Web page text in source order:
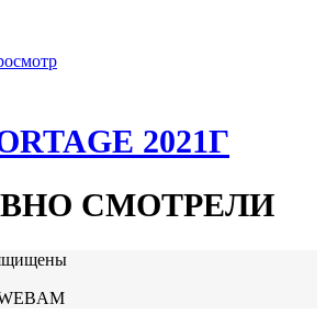
2021Г
СМОТРЕЛИ